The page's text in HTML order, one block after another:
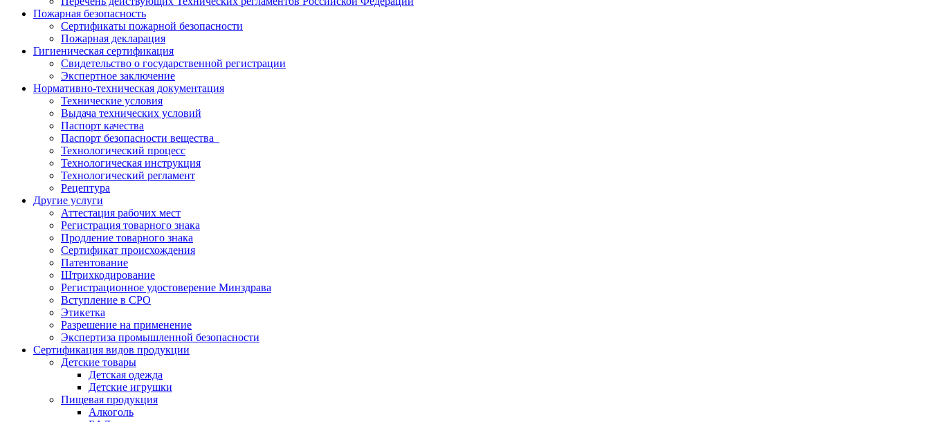
Пожарная безопасность
Сертификаты пожарной безопасности
Пожарная декларация
Гигиеническая сертификация
Свидетельство о государственной регистрации
Экспертное заключение
Нормативно-техническая документация
Технические условия
Выдача технических условий
Паспорт качества
Паспорт безопасности вещества
Технологический процесс
Технологическая инструкция
Технологический регламент
Рецептура
Другие услуги
Аттестация рабочих мест
Регистрация товарного знака
Продление товарного знака
Сертификат происхождения
Патентование
Штрихкодирование
Регистрационное удостоверение Минздрава
Вступление в СРО
Этикетка
Разрешение на применение
Экспертиза промышленной безопасности
Сертификация видов продукции
Детские товары
Детская одежда
Детские игрушки
Пищевая продукция
Алкоголь